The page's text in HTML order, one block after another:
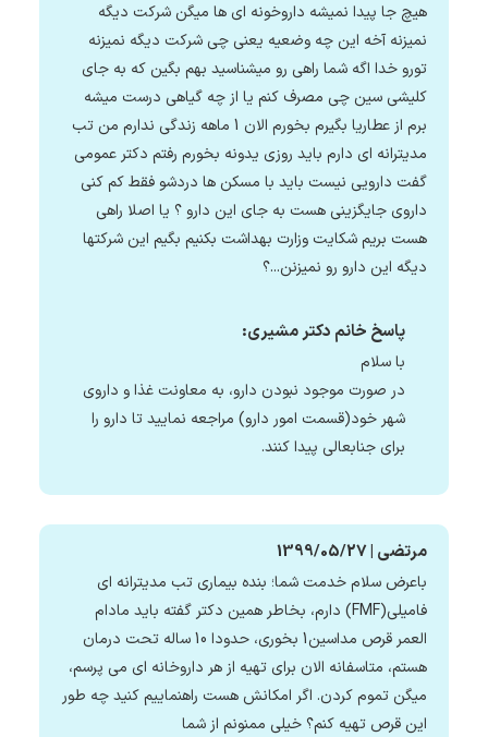
هیچ جا پیدا نمیشه داروخونه ای ها میگن شرکت دیگه
نمیزنه آخه این چه وضعیه یعنی چی شرکت دیگه نمیزنه
تورو خدا اگه شما راهی رو میشناسید بهم بگین که به جای
کلیشی سین چی مصرف کنم یا از چه گیاهی درست میشه
برم از عطاریا بگیرم بخورم الان 1 ماهه زندگی ندارم من تب
مدیترانه ای دارم باید روزی یدونه بخورم رفتم دکتر عمومی
گفت دارویی نیست باید با مسکن ها دردشو فقط کم کنی
داروی جایگزینی هست به جای این دارو ؟ یا اصلا راهی
هست بریم شکایت وزارت بهداشت بکنیم بگیم این شرکتها
دیگه این دارو رو نمیزنن...؟
پاسخ خانم دکتر مشیری:
با سلام
در صورت موجود نبودن دارو، به معاونت غذا و داروی
شهر خود(قسمت امور دارو) مراجعه نمایید تا دارو را
برای جنابعالی پیدا کنند.
مرتضی | 1399/05/27
باعرض سلام خدمت شما؛ بنده بیماری تب مدیترانه ای
فامیلی(FMF) دارم، بخاطر همین دکتر گفته باید مادام
العمر قرص مداسین1 بخوری، حدودا 10 ساله تحت درمان
هستم، متاسفانه الان برای تهیه از هر داروخانه ای می پرسم،
میگن تموم کردن. اگر امکانش هست راهنماییم کنید چه طور
این قرص تهیه کنم؟ خیلی ممنونم از شما